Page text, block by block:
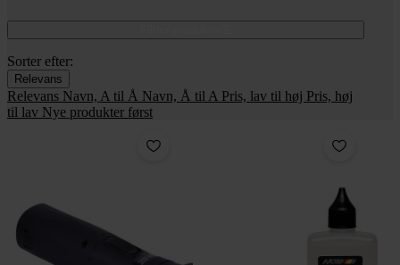
Sorter efter:
Relevans
Relevans Navn, A til Å Navn, Å til A Pris, lav til høj Pris, høj
til lav Nye produkter først